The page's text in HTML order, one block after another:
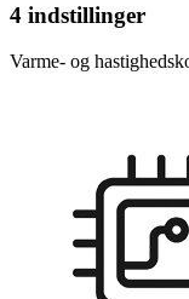
4 indstillinger
Varme- og